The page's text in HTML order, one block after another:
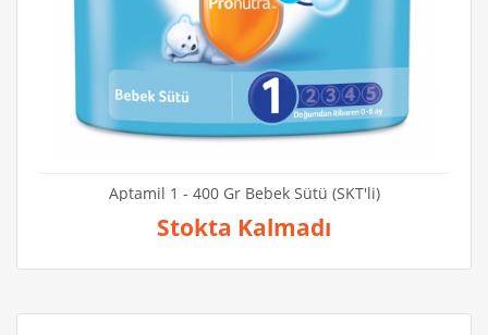
Aptamil 1 - 400 Gr Bebek Sütü (SKT'li)
Stokta Kalmadı